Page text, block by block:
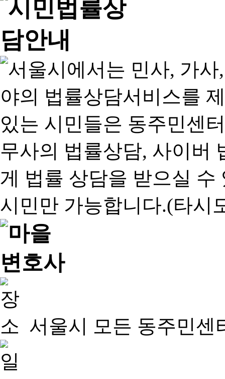
서울시 모든 동주민센